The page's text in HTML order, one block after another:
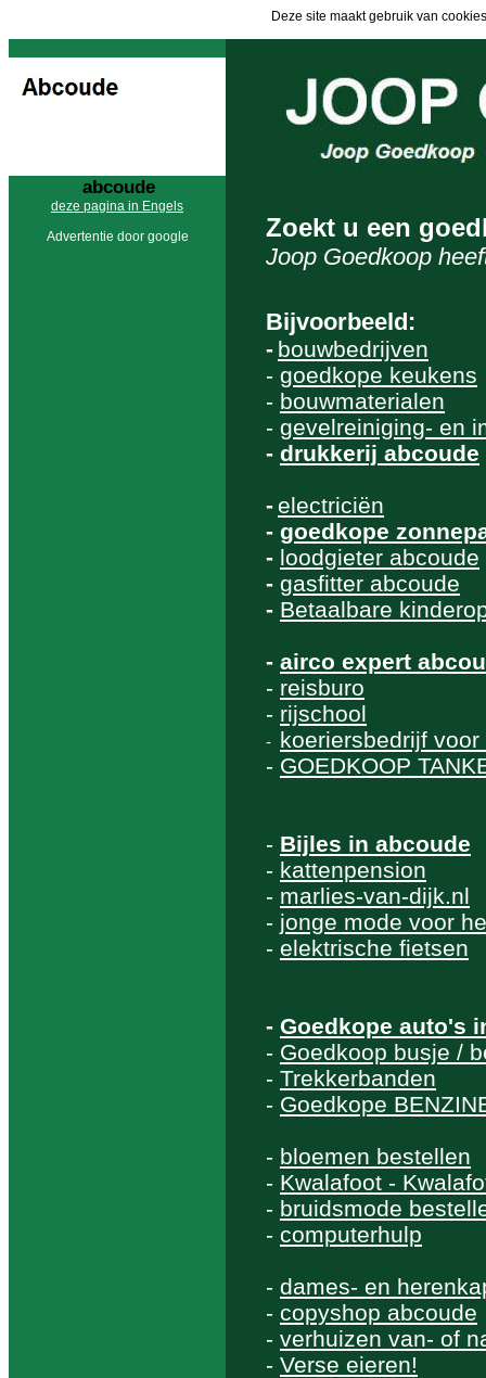
Deze site maakt gebruik van
abcoude
deze pagina in Engels
Advertentie door google
Zoekt u een
Joop Goedkoop
Bijvoorbeeld:
- bouwbedrijven
- goedkope keukens
- bouwmaterialen
- gevelreiniging- en
- drukkerij abcoude
- electriciën
- goedkope
- loodgieter abcoude
- gasfitter abcoude
- Betaalbare
- airco expert
- reisburo
- rijschool
- koeriersbedrijf
- GOEDKOOP
- Bijles in abcoude
- kattenpension
- marlies-van-dijk.nl
- jonge mode voor
- elektrische fietsen
- Goedkope auto's
- Goedkoop busje /
- Trekkerbanden
- Goedkope
- bloemen bestellen
- Kwalafoot -
- bruidsmode
- computerhulp
- dames- en
- copyshop abcoude
- verhuizen van- of
- Verse eieren!